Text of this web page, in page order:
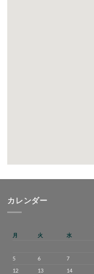
カレンダー
月 火 水
5
6 7
12
13 14